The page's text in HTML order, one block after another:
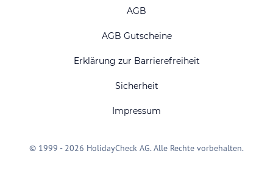
AGB
AGB Gutscheine
Erklärung zur Barrierefreiheit
Sicherheit
Impressum
© 1999 - 2026 HolidayCheck AG. Alle Rechte vorbehalten.